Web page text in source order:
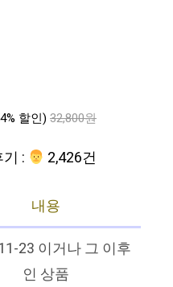
할인) 32,800원
: ‍‍ 2,426건
내용
23 이거나 그 이후
인 상품